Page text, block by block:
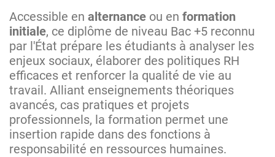
Accessible en alternance ou en formation
initiale, ce diplôme de niveau Bac +5 reconnu
par l'État prépare les étudiants à analyser les
enjeux sociaux, élaborer des politiques RH
efficaces et renforcer la qualité de vie au
travail. Alliant enseignements théoriques
avancés, cas pratiques et projets
professionnels, la formation permet une
insertion rapide dans des fonctions à
responsabilité en ressources humaines.